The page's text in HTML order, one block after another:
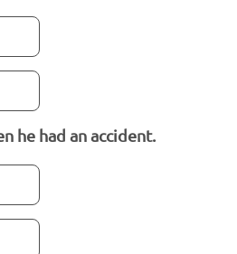
he had an accident.